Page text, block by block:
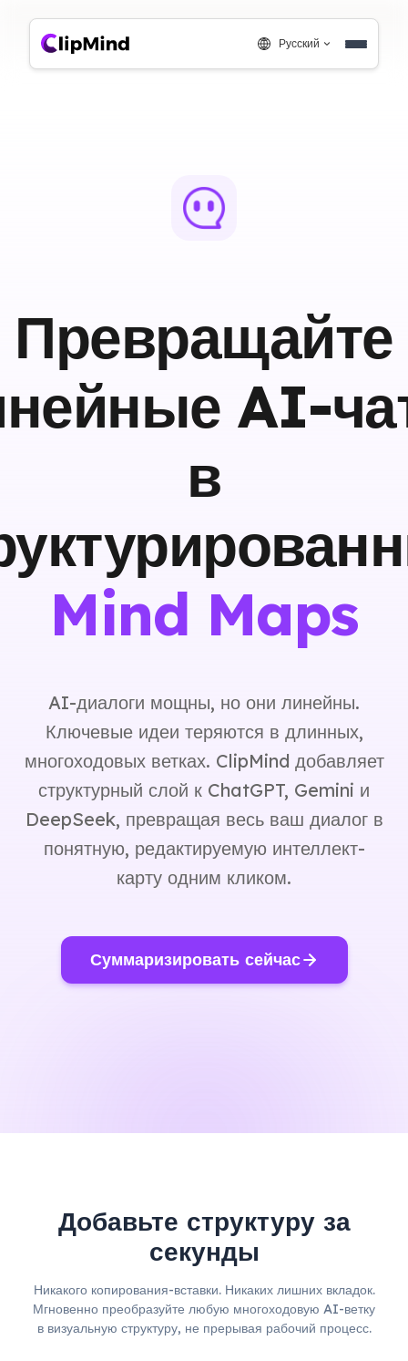
Русский
Превращайте
AI-
в
Mind Maps
AI-диалоги мощны, но они линейны.
Ключевые идеи теряются в длинных,
многоходовых ветках. ClipMind добавляет
структурный слой к ChatGPT, Gemini и
DeepSeek, превращая весь ваш диалог в
понятную, редактируемую интеллект-
карту одним кликом.
Суммаризировать сейчас
Добавьте структуру за
секунды
Никакого копирования-вставки. Никаких лишних вкладок.
Мгновенно преобразуйте любую многоходовую AI-ветку
в визуальную структуру, не прерывая рабочий процесс.